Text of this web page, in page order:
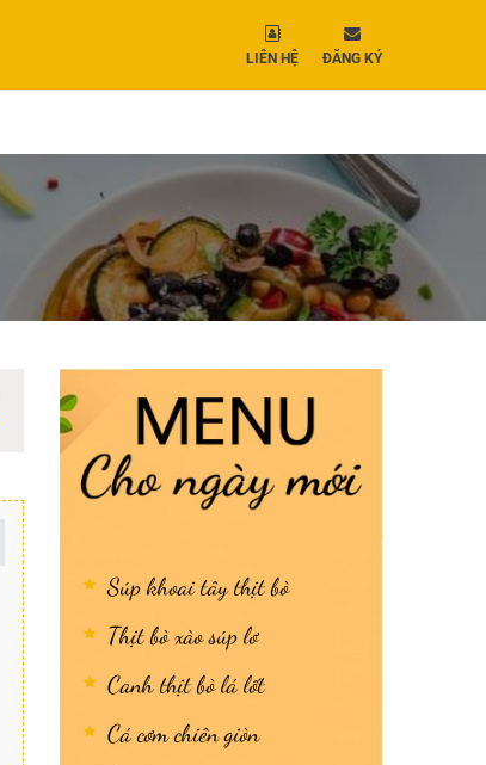
LIÊN HỆ ĐĂNG KÝ
Súp khoai tây thịt bò
Thịt bò xào súp lơ
Canh thịt bò lá lốt
Cá cơm chiên giòn